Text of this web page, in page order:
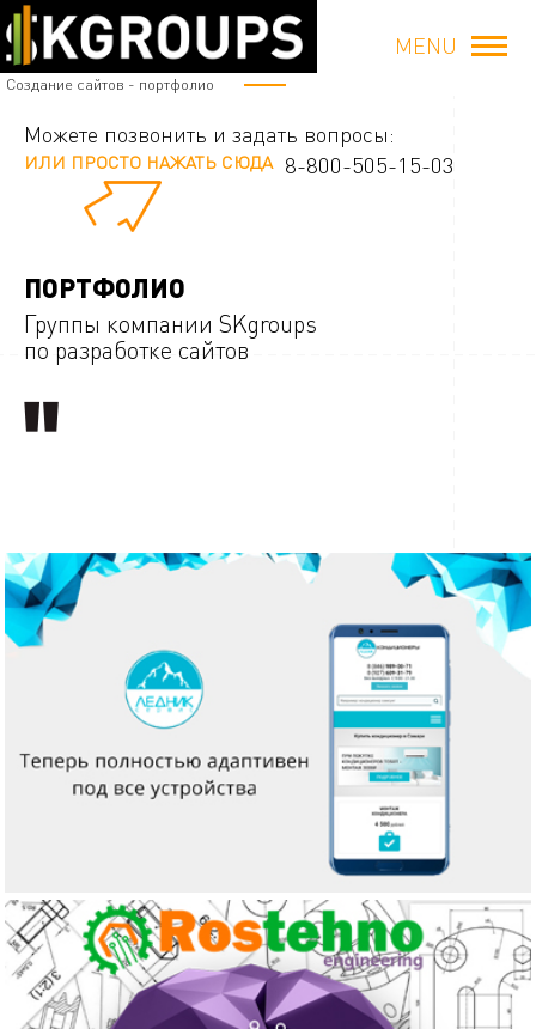
Создание сайтов - портфолио
MENU
Можете позвонить и задать вопросы:
ИЛИ ПРОСТО НАЖАТЬ СЮДА 8-800-505-15-03
ПОРТФОЛИО
Группы компании SKgroups
по разработке сайтов